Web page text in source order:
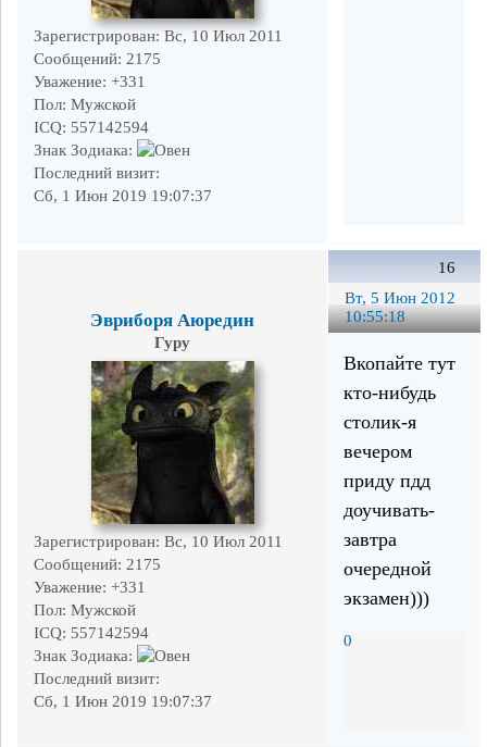
Зарегистрирован: Вс, 10 Июл 2011
Сообщений: 2175
Уважение: +331
Пол: Мужской
ICQ: 557142594
Знак Зодиака:
Последний визит:
Сб, 1 Июн 2019 19:07:37
16
Вт, 5 Июн 2012
10:55:18
Эвриборя Аюредин
Гуру
Зарегистрирован: Вс, 10 Июл 2011
Сообщений: 2175
Уважение: +331
Пол: Мужской
ICQ: 557142594
Знак Зодиака:
Последний визит:
Сб, 1 Июн 2019 19:07:37
Вкопайте тут
кто-нибудь
столик-я
вечером
приду пдд
доучивать-
завтра
очередной
экзамен)))
0